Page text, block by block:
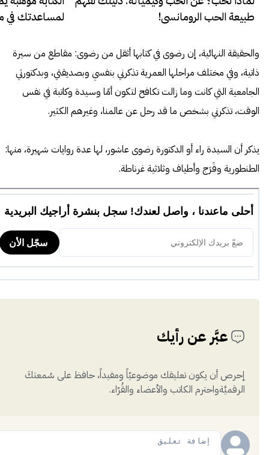
طبيعة الحب الرومانسي!
لمساعدتك في
والحقيقة النهائية، إن رضوى في كتابها أثقل من رضوى: مقاطع من سيرة
ذاتية، وفي مختلف مراحلها العمرية تذكرني بنفسي وبصديقتي، وبدكتورتي
الجامعية التي كانت وما زالت تكافح لتكون أمًا وسيدة وكاتبة في نفس
الوقت، تذكرني بشخص ما قد رحل عن عالمنا، وغيرهم الكثير.
يذكر أن السيدة راء أو الدكتورة رضوى عاشور، لها عدة روايات شهيرة، منها:
الطنطورية وفَرَج وأطياف وثلاثية غرناطة.
عبَّر عن رأيك
إحرص أن يكون تعليقك موضوعيّاً ومفيداً، حافظ على سُمعتكَ
الرقميَّةواحترم الكاتب والأعضاء والقُرّاء.